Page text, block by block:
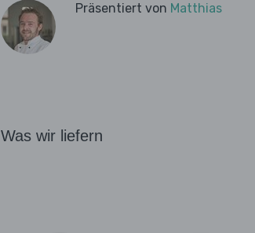
Präsentiert von Matthias
Was wir liefern